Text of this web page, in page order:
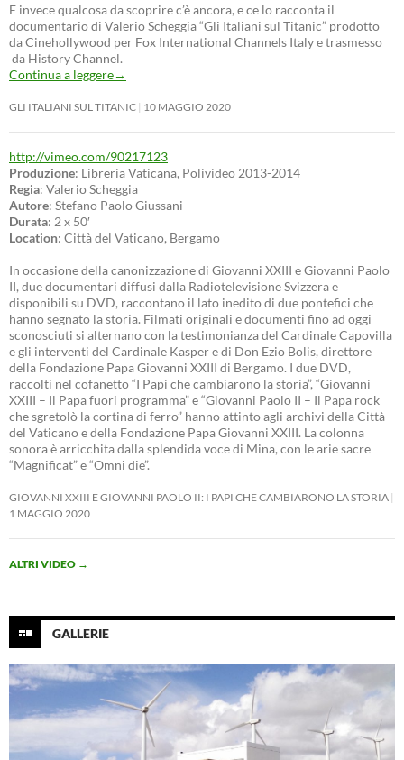
E invece qualcosa da scoprire c’è ancora, e ce lo racconta il
documentario di Valerio Scheggia “Gli Italiani sul Titanic” prodotto
da Cinehollywood per Fox International Channels Italy e trasmesso
da History Channel.
Continua a leggere→
GLI ITALIANI SUL TITANIC 10 MAGGIO 2020
http://vimeo.com/90217123
Produzione: Libreria Vaticana, Polivideo 2013-2014
Regia: Valerio Scheggia
Autore: Stefano Paolo Giussani
Durata: 2 x 50′
Location: Città del Vaticano, Bergamo
In occasione della canonizzazione di Giovanni XXIII e Giovanni Paolo
II, due documentari diffusi dalla Radiotelevisione Svizzera e
disponibili su DVD, raccontano il lato inedito di due pontefici che
hanno segnato la storia. Filmati originali e documenti fino ad oggi
sconosciuti si alternano con la testimonianza del Cardinale Capovilla
e gli interventi del Cardinale Kasper e di Don Ezio Bolis, direttore
della Fondazione Papa Giovanni XXIII di Bergamo. I due DVD,
raccolti nel cofanetto “I Papi che cambiarono la storia”, “Giovanni
XXIII – Il Papa fuori programma” e “Giovanni Paolo II – Il Papa rock
che sgretolò la cortina di ferro” hanno attinto agli archivi della Città
del Vaticano e della Fondazione Papa Giovanni XXIII. La colonna
sonora è arricchita dalla splendida voce di Mina, con le arie sacre
“Magnificat” e “Omni die”.
GIOVANNI XXIII E GIOVANNI PAOLO II: I PAPI CHE CAMBIARONO LA STORIA
1 MAGGIO 2020
ALTRI VIDEO →
GALLERIE